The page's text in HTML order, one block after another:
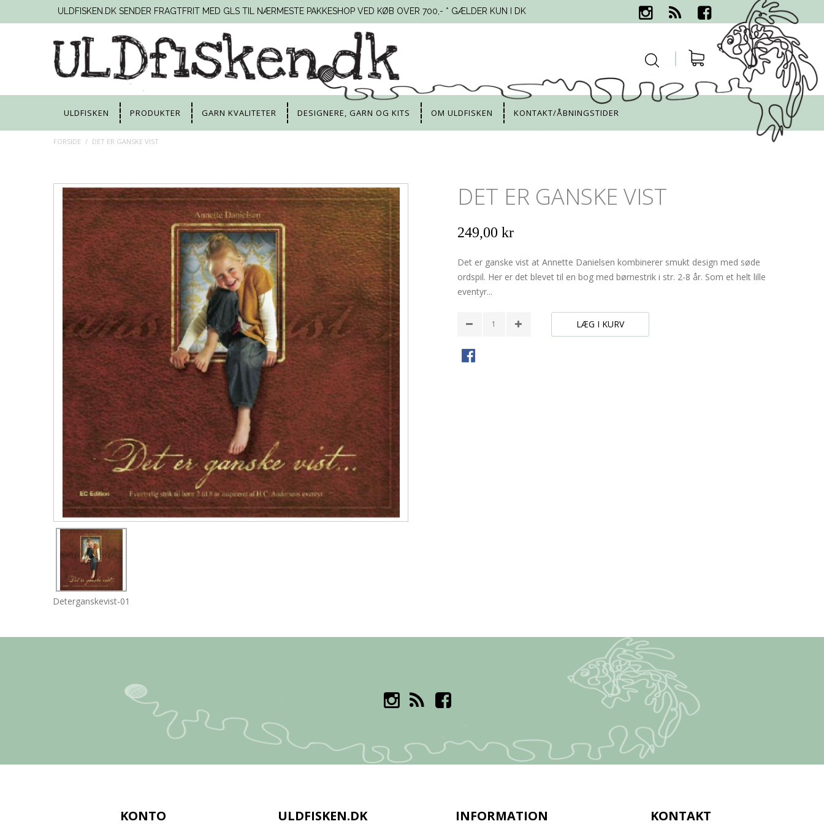
ULDFISKEN.DK SENDER FRAGTFRIT MED GLS TIL NÆRMESTE PAKKESHOP VED KØB OVER 700,- * GÆLDER KUN I DK
ULDFISKEN PRODUKTER GARN KVALITETER DESIGNERE, GARN OG KITS OM ULDFISKEN KONTAKT/ÅBNINGSTIDER
FORSIDE / DET ER GANSKE VIST
Deterganskevist-01
DET ER GANSKE VIST
249,00 kr
Det er ganske vist at Annette Danielsen kombinerer smukt design med søde
ordspil. Her er det blevet til en bog med børnestrik i str. 2-8 år. Som et helt lille
eventyr...
LÆG I KURV
KONTO ULDFISKEN.DK INFORMATION KONTAKT